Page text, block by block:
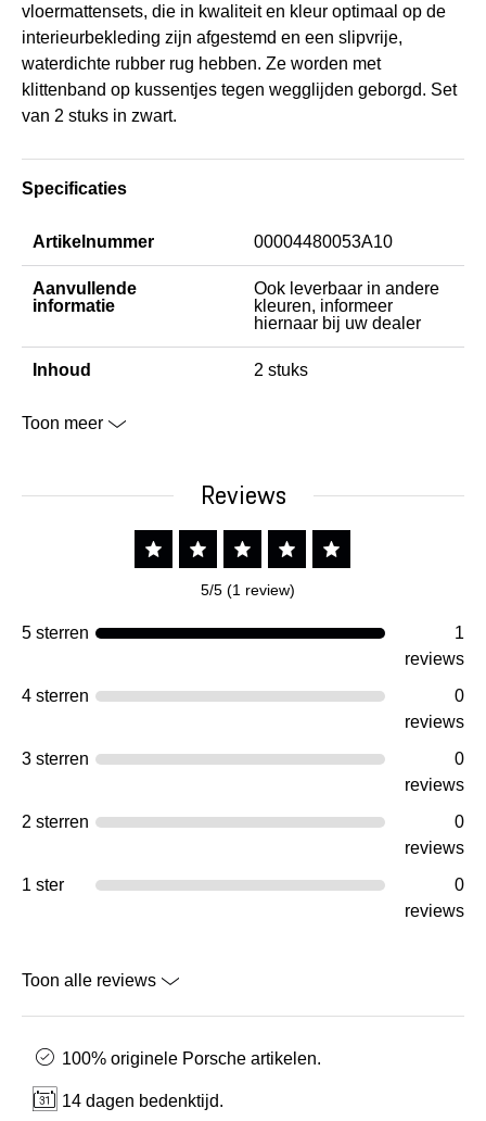
vloermattensets, die in kwaliteit en kleur optimaal op de
interieurbekleding zijn afgestemd en een slipvrije,
waterdichte rubber rug hebben. Ze worden met
klittenband op kussentjes tegen wegglijden geborgd. Set
van 2 stuks in zwart.
Specificaties
Artikelnummer 00004480053A10
Aanvullende
informatie
Ook leverbaar in andere
kleuren, informeer
hiernaar bij uw dealer
Inhoud 2 stuks
Toon meer
Reviews
5/5 (1 review)
5 sterren
1
reviews
4 sterren
0
reviews
3 sterren
0
reviews
2 sterren
0
reviews
1 ster
0
reviews
Toon alle reviews
100% originele Porsche artikelen.
14 dagen bedenktijd.